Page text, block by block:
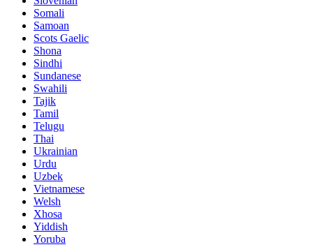
Somali
Samoan
Scots Gaelic
Shona
Sindhi
Sundanese
Swahili
Tajik
Tamil
Telugu
Thai
Ukrainian
Urdu
Uzbek
Vietnamese
Welsh
Xhosa
Yiddish
Yoruba